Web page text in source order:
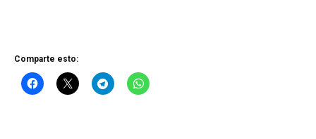
Comparte esto: